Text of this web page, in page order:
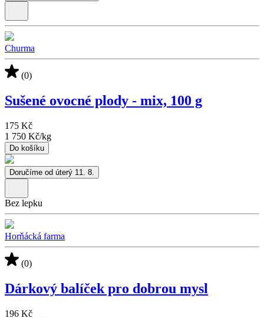
Churma
(0)
Sušené ovocné plody - mix, 100 g
175 Kč
1 750 Kč/kg
Do košíku
Doručíme od úterý 11. 8.
Bez lepku
Horňácká farma
(0)
Dárkový balíček pro dobrou mysl
196 Kč